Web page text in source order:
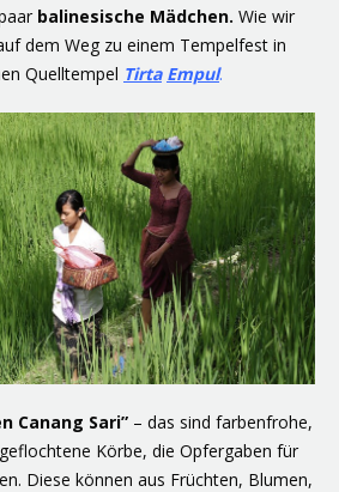
balinesische Mädchen. Wie wir
dem Weg zu einem Tempelfest in
Quelltempel Tirta Empul.
Canang Sari” – das sind farbenfrohe,
Körbe, die Opfergaben für
Diese können aus Früchten, Blumen,